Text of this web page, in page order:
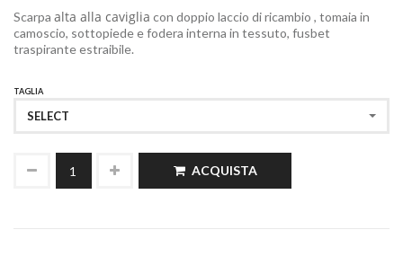
Scarpa alta alla caviglia con doppio laccio di ricambio , tomaia in
camoscio, sottopiede e fodera interna in tessuto, fusbet
traspirante estraibile.
TAGLIA
SELECT
ACQUISTA